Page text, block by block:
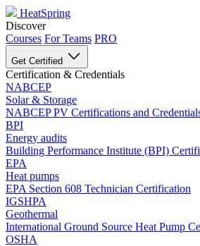
HeatSpring
Discover
Courses For Teams PRO
Get Certified
Certification & Credentials
NABCEP
Solar & Storage
NABCEP PV Certifications and
BPI
Energy audits
Building Performance Institute (BPI)
EPA
Heat pumps
EPA Section 608 Technician Certification
IGSHPA
Geothermal
International Ground Source Heat Pump
OSHA